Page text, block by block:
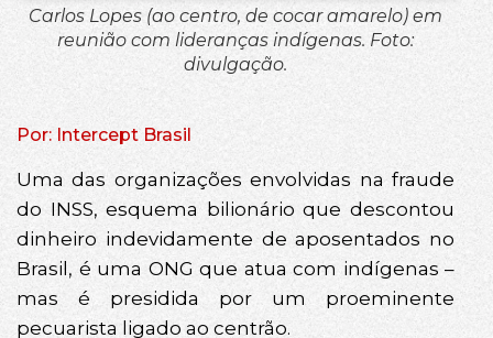
Carlos Lopes (ao centro, de cocar amarelo) em
reunião com lideranças indígenas. Foto:
divulgação.
Por: Intercept Brasil
Uma das organizações envolvidas na fraude
do INSS, esquema bilionário que descontou
dinheiro indevidamente de aposentados no
Brasil, é uma ONG que atua com indígenas –
mas é presidida por um proeminente
pecuarista ligado ao centrão.